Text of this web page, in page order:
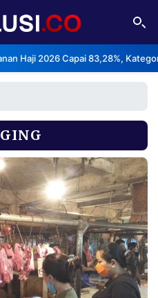
2026 Capai 83,28%, Kategori